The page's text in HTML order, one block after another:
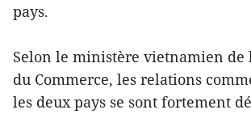
pays.
Selon le ministère vietnamien
du Commerce, les relations
les deux pays se sont fortement